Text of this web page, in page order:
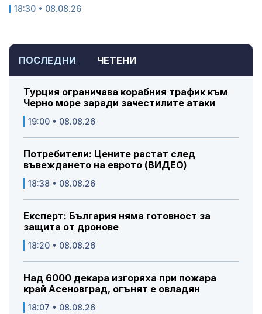
ПОСЛЕДНИ ЧЕТЕНИ
Турция ограничава корабния трафик към
Черно море заради зачестилите атаки
19:00 • 08.08.26
Потребители: Цените растат след
въвеждането на еврото (ВИДЕО)
18:38 • 08.08.26
Експерт: България няма готовност за
защита от дронове
18:20 • 08.08.26
Над 6000 декара изгоряха при пожара
край Асеновград, огънят е овладян
18:07 • 08.08.26
18:30 • 08.08.26